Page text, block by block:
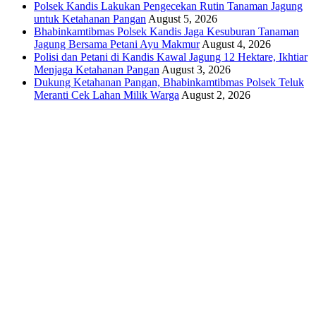
Polsek Kandis Lakukan Pengecekan Rutin Tanaman Jagung
untuk Ketahanan Pangan August 5, 2026
Bhabinkamtibmas Polsek Kandis Jaga Kesuburan Tanaman
Jagung Bersama Petani Ayu Makmur August 4, 2026
Polisi dan Petani di Kandis Kawal Jagung 12 Hektare, Ikhtiar
Menjaga Ketahanan Pangan August 3, 2026
Dukung Ketahanan Pangan, Bhabinkamtibmas Polsek Teluk
Meranti Cek Lahan Milik Warga August 2, 2026